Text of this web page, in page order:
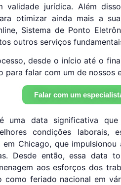
validade jurídica. Além
otimizar ainda mais a
Sistema de Ponto
outros serviços
desde o início até o
para falar com um de nossos
Falar com um
uma data significativa
condições laborais,
em Chicago, que
Desde então, essa data
aos esforços dos
como feriado nacional em